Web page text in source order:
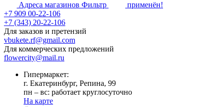
Адреса магазинов Фильтр
применён!
+7 909 00-22-106
+7 (343) 20-22-106
Для заказов и претензий
vbukete.rf@gmail.com
Для коммерческих предложений
flowercity@mail.ru
Гипермаркет:
г. Екатеринбург, Репина, 99
пн – вс: работает круглосуточно
На карте